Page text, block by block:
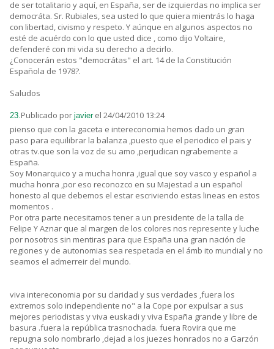
de ser totalitario y aquí, en España, ser de izquierdas no implica ser
democráta. Sr. Rubiales, sea usted lo que quiera mientrás lo haga
con libertad, civismo y respeto. Y aúnque en algunos aspectos no
esté de acuérdo con lo que usted dice , como dijo Voltaire,
defenderé con mi vida su derecho a decirlo.
¿Conocerán estos "democrátas" el art. 14 de la Constitución
Española de 1978?.
Saludos
23.Publicado por javier el 24/04/2010 13:24
pienso que con la gaceta e intereconomia hemos dado un gran
paso para equilibrar la balanza ,puesto que el periodico el pais y
otras tv.que son la voz de su amo ,perjudican ngrabemente a
España.
Soy Monarquico y a mucha honra ,igual que soy vasco y español a
mucha honra ,por eso reconozco en su Majestad a un español
honesto al que debemos el estar escriviendo estas lineas en estos
momentos .
Por otra parte necesitamos tener a un presidente de la talla de
Felipe Y Aznar que al margen de los colores nos represente y luche
por nosotros sin mentiras para que España una gran nación de
regiones y de autonomias sea respetada en el ámb ito mundial y no
seamos el admerreir del mundo.
viva intereconomia por su claridad y sus verdades ,fuera los
extremos solo independiente no" a la Cope por expulsar a sus
mejores periodistas y viva euskadi y viva España grande y libre de
basura .fuera la república trasnochada. fuera Rovira que me
repugna solo nombrarlo ,dejad a los juezes honrados no a Garzón